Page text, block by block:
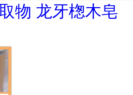
物 龙牙楤木皂